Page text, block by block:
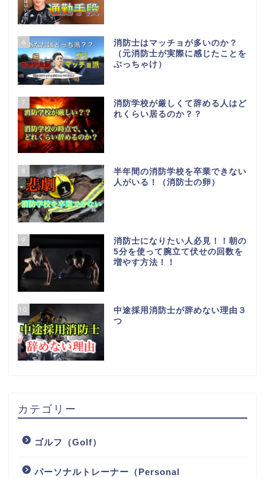
6
消防士はマッチョが多いのか？
（元消防士が実際に感じたことを
ぶっちゃけ）
7
消防学校が厳しくて辞める人はど
れくらい居るのか？？
8
半年間の消防学校を卒業できない
人がいる！（消防士の卵）
9
消防士になりたい人必見！！朝の
5分を使って腕立て伏せの回数を
増やす方法！！
10
中途採用消防士が辞めない理由３
つ
カテゴリー
ゴルフ（Golf）
パーソナルトレーナー（Personal